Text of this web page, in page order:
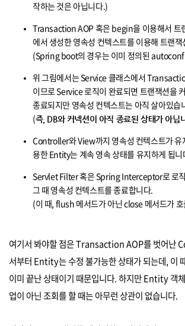
작하는 것은 아닙니다.)
Transaction AOP 혹은 begin을 이용해서 트
에서 생성한 영속성 컨텍스트를 이용해 트랜잭
(Spring boot의 경우는 이미 정의된
위 그림에서는 Service 클래스에서
이므로 Service 로직이 완료되면 트랜잭션을
종료되지만 영속성 컨텍스트는 아직 살아있습
(즉, DB와 커넥션이 아직 종료된 상태가 아닙
Controller와 View까지 영속성 컨텍스트가 유
용한 Entity는 계속 영속 상태를 유지하게 됩니
Servlet Filter 혹은 Spring Interceptor로 로직
그 때 영속성 컨텍스트를 종료합니다.
(이 때, flush 메서드가 아닌 close 메서드가
여기서 봐야할 점은 Transaction AOP를 벗어난
서부터 Entity는 수정 불가능한 상태가 되는데, 이
이미 끝난 상태이기 때문입니다. 하지만 Entity 객
업이 아닌 조회를 할 때는 아무런 상관이 없습니다.